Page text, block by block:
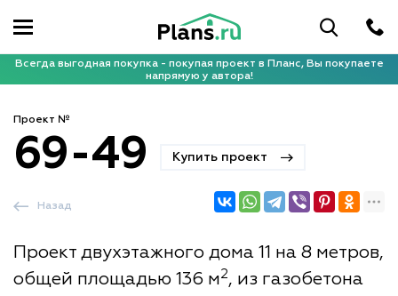
Всегда выгодная покупка - покупая проект в Планс, Вы покупаете
напрямую у автора!
Проект №
69-49 Купить проект
Проект двухэтажного дома 11 на 8 метров,
общей площадью 136 м2, из газобетона
Назад